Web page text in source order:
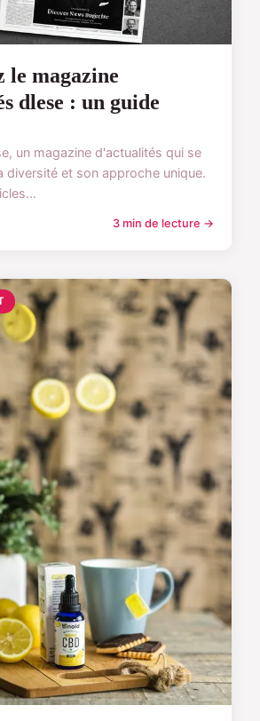
le magazine
dlese : un guide
un magazine d'actualités qui se
diversité et son approche unique.
3 min de lecture →